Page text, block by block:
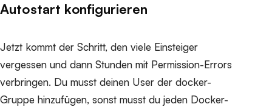
Autostart konfigurieren
Jetzt kommt der Schritt, den viele Einsteiger
vergessen und dann Stunden mit Permission-Errors
verbringen. Du musst deinen User der docker-
Gruppe hinzufügen, sonst musst du jeden Docker-